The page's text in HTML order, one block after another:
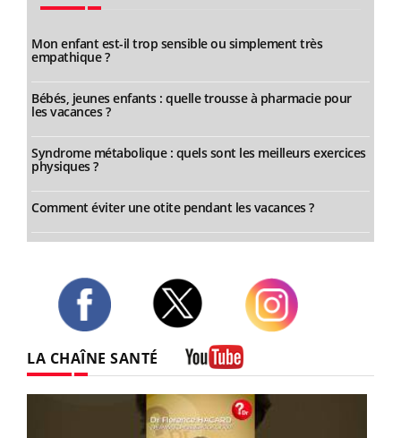
Mon enfant est-il trop sensible ou simplement très
empathique ?
Bébés, jeunes enfants : quelle trousse à pharmacie pour
les vacances ?
Syndrome métabolique : quels sont les meilleurs exercices
physiques ?
Comment éviter une otite pendant les vacances ?
LA CHAÎNE SANTÉ